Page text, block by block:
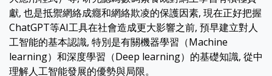
獻, 也是抵禦網絡成癮和網絡欺凌的保護因素, 現在正好把握
ChatGPT等AI工具在社會造成更大影響之前, 預早建立對人
工智能的基本認識, 特別是有關機器學習（Machine
learning）和深度學習（Deep learning）的基礎知識, 從中
理解人工智能發展的優勢與局限。